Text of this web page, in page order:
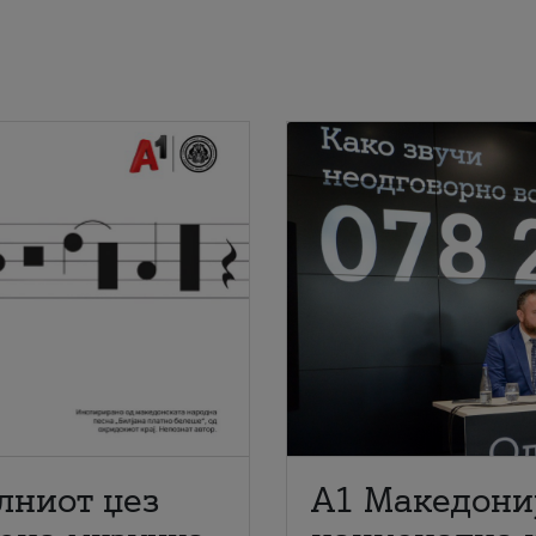
џез
A1